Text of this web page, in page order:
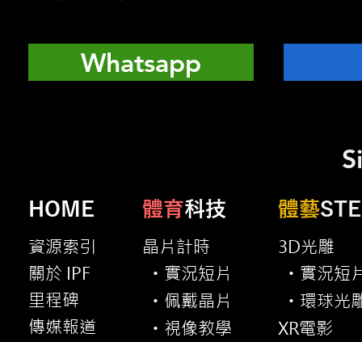
Whatsapp
HOME
資源索引
關於 IPF
里程碑
傳媒報道
體育科技
晶片計時
・ 實況短片
・ 佩戴晶片
・ 視像教學
體藝
3D光雕
・ 實況短
・ 環球光
XR電影